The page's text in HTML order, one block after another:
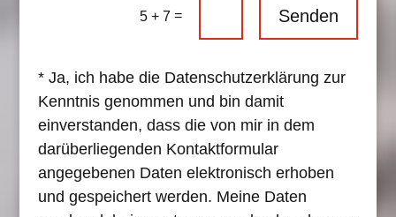
5 + 7 = Senden
* Ja, ich habe die Datenschutzerklärung zur
Kenntnis genommen und bin damit
einverstanden, dass die von mir in dem
darüberliegenden Kontaktformular
angegebenen Daten elektronisch erhoben
und gespeichert werden. Meine Daten